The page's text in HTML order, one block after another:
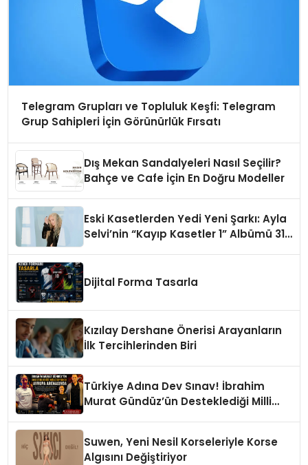
Telegram Grupları ve Topluluk Keşfi: Telegram
Grup Sahipleri İçin Görünürlük Fırsatı
Dış Mekan Sandalyeleri Nasıl Seçilir?
Bahçe ve Cafe İçin En Doğru Modeller
Eski Kasetlerden Yedi Yeni Şarkı: Ayla
Selvi’nin “Kayıp Kasetler 1” Albümü 31
Dijital Forma Tasarla
Kızılay Dershane Önerisi Arayanların
İlk Tercihlerinden Biri
Türkiye Adına Dev Sınav! İbrahim
Murat Gündüz’ün Desteklediği Milli
Suwen, Yeni Nesil Korseleriyle Korse
Algısını Değiştiriyor